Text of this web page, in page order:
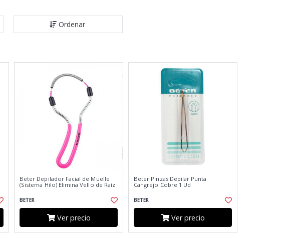
Ordenar
Beter Depilador Facial de Muelle
(Sistema Hilo) Elimina Vello de Raíz
BETER
Ver precio
Beter Pinzas Depilar Punta
Cangrejo Cobre 1 Ud
BETER
Ver precio